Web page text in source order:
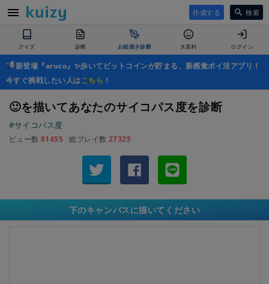
作成する 検索
クイズ 診断 お絵描き診断 大喜利 ログイン
新登場『aruco』✨歩いてビットコインが貯まる、新感覚ポイ活アプリ！
今すぐ挑戦したい人はこちら ！
🙂を描いてあなたのサイコパス度を診断
#サイコパス度
ビュー数 81455 総プレイ数 27325
下のキャンバスに描いてください